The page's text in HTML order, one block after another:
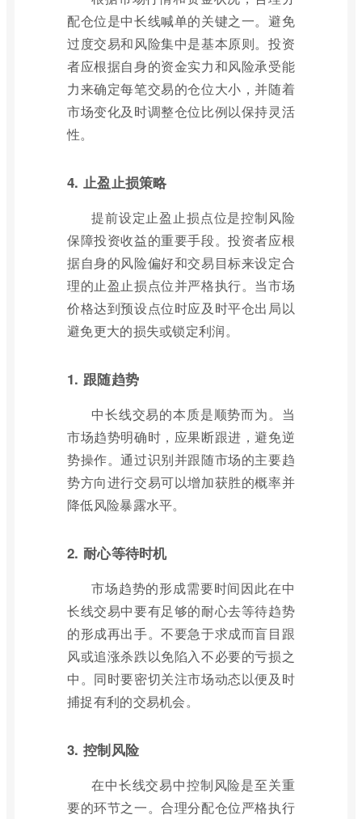
配仓位是中长线喊单的关键之一。避免
过度交易和风险集中是基本原则。投资
者应根据自身的资金实力和风险承受能
力来确定每笔交易的仓位大小，并随着
市场变化及时调整仓位比例以保持灵活
性。
4. 止盈止损策略
提前设定止盈止损点位是控制风险
保障投资收益的重要手段。投资者应根
据自身的风险偏好和交易目标来设定合
理的止盈止损点位并严格执行。当市场
价格达到预设点位时应及时平仓出局以
避免更大的损失或锁定利润。
1. 跟随趋势
中长线交易的本质是顺势而为。当
市场趋势明确时，应果断跟进，避免逆
势操作。通过识别并跟随市场的主要趋
势方向进行交易可以增加获胜的概率并
降低风险暴露水平。
2. 耐心等待时机
市场趋势的形成需要时间因此在中
长线交易中要有足够的耐心去等待趋势
的形成再出手。不要急于求成而盲目跟
风或追涨杀跌以免陷入不必要的亏损之
中。同时要密切关注市场动态以便及时
捕捉有利的交易机会。
3. 控制风险
在中长线交易中控制风险是至关重
要的环节之一。合理分配仓位严格执行